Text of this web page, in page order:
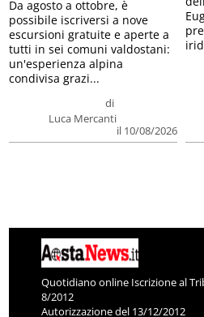
di
Luca Mercanti
il 10/08/2026
Da agosto a ottobre, è
possibile iscriversi a nove
escursioni gratuite e aperte a
tutti in sei comuni valdostani:
un'esperienza alpina
condivisa grazi...
Quotidiano online Iscrizione al
8/2012
Autorizzazione del 13/12/2012